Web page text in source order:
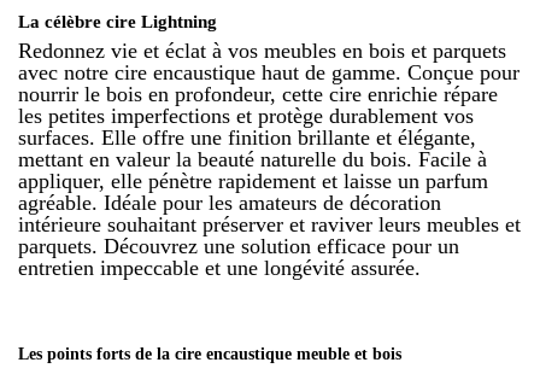
La célèbre cire Lightning
Redonnez vie et éclat à vos meubles en bois et parquets
avec notre cire encaustique haut de gamme. Conçue pour
nourrir le bois en profondeur, cette cire enrichie répare
les petites imperfections et protège durablement vos
surfaces. Elle offre une finition brillante et élégante,
mettant en valeur la beauté naturelle du bois. Facile à
appliquer, elle pénètre rapidement et laisse un parfum
agréable. Idéale pour les amateurs de décoration
intérieure souhaitant préserver et raviver leurs meubles et
parquets. Découvrez une solution efficace pour un
entretien impeccable et une longévité assurée.
Les points forts de la cire encaustique meuble et bois